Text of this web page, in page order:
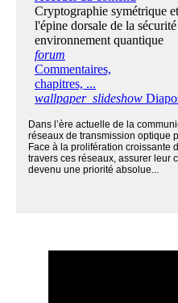
Dans l’ère actuelle de la
réseaux de transmission optique
Face à la prolifération croissante
travers ces réseaux, assurer leur
devenu une priorité absolue...